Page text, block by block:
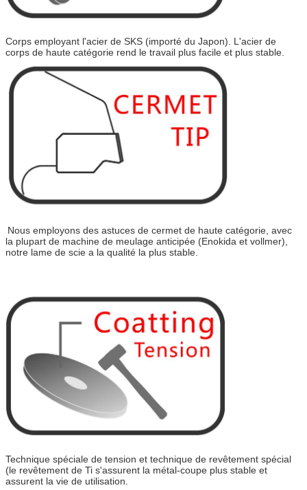
Corps employant l'acier de SKS (importé du Japon). L'acier de
corps de haute catégorie rend le travail plus facile et plus stable.
Nous employons des astuces de cermet de haute catégorie, avec
la plupart de machine de meulage anticipée (Enokida et vollmer),
notre lame de scie a la qualité la plus stable.
Technique spéciale de tension et technique de revêtement spécial
(le revêtement de Ti s'assurent la métal-coupe plus stable et
assurent la vie de utilisation.